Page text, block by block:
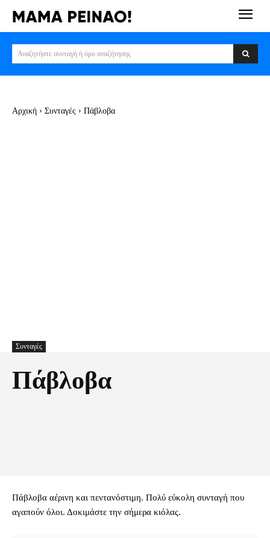
Αναζητήστε συνταγή ή όρο αναζήτησης
Αρχική Συνταγές Πάβλοβα
Συνταγές
Πάβλοβα
Πάβλοβα αέρινη και πεντανόστιμη. Πολύ εύκολη συνταγή που
αγαπούν όλοι. Δοκιμάστε την σήμερα κιόλας.